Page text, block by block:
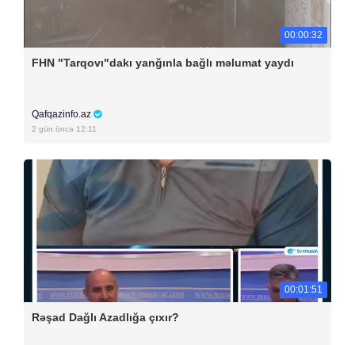
00:00:32
FHN "Tarqovı"dakı yanğınla bağlı məlumat yaydı
Qafqazinfo.az
2 gün öncə 12:11
00:01:51
Rəşad Dağlı Azadlığa çıxır?